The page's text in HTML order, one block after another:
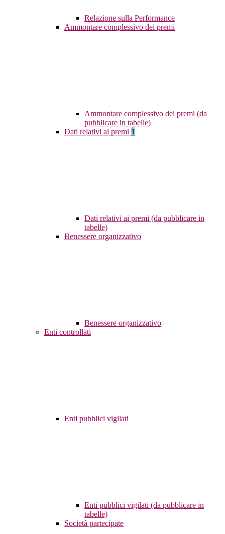
Relazione sulla Performance
Ammontare complessivo dei premi
Ammontare complessivo dei premi (da
pubblicare in tabelle)
Dati relativi ai premi 1
Dati relativi ai premi (da pubblicare in
tabelle)
Benessere organizzativo
Benessere organizzativo
Enti controllati
Enti pubblici vigilati
Enti pubblici vigilati (da pubblicare in
tabelle)
Società partecipate